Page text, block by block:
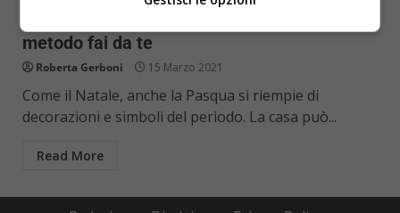
metodo fai da te
Roberta Gerboni 15 Marzo 2021
Come il Natale, anche la Pasqua si riempie di
decorazioni e simboli del periodo. La casa può...
Read More